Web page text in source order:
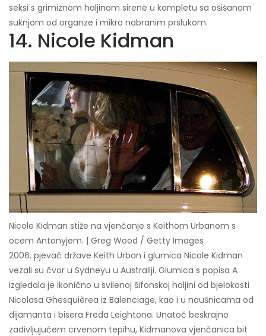
seksi s grimiznom haljinom sirene u kompletu sa ošišanom
suknjom od organze i mikro nabranim prslukom.
14. Nicole Kidman
Nicole Kidman stiže na vjenčanje s Keithom Urbanom s
ocem Antonyjem. | Greg Wood / Getty Images
2006. pjevač države Keith Urban i glumica Nicole Kidman
vezali su čvor u Sydneyu u Australiji. Glumica s popisa A
izgledala je ikonično u svilenoj šifonskoj haljini od bjelokosti
Nicolasa Ghesquièrea iz Balenciage, kao i u naušnicama od
dijamanta i bisera Freda Leightona. Unatoč beskrajno
zadivljujućem crvenom tepihu, Kidmanova vjenčanica bit